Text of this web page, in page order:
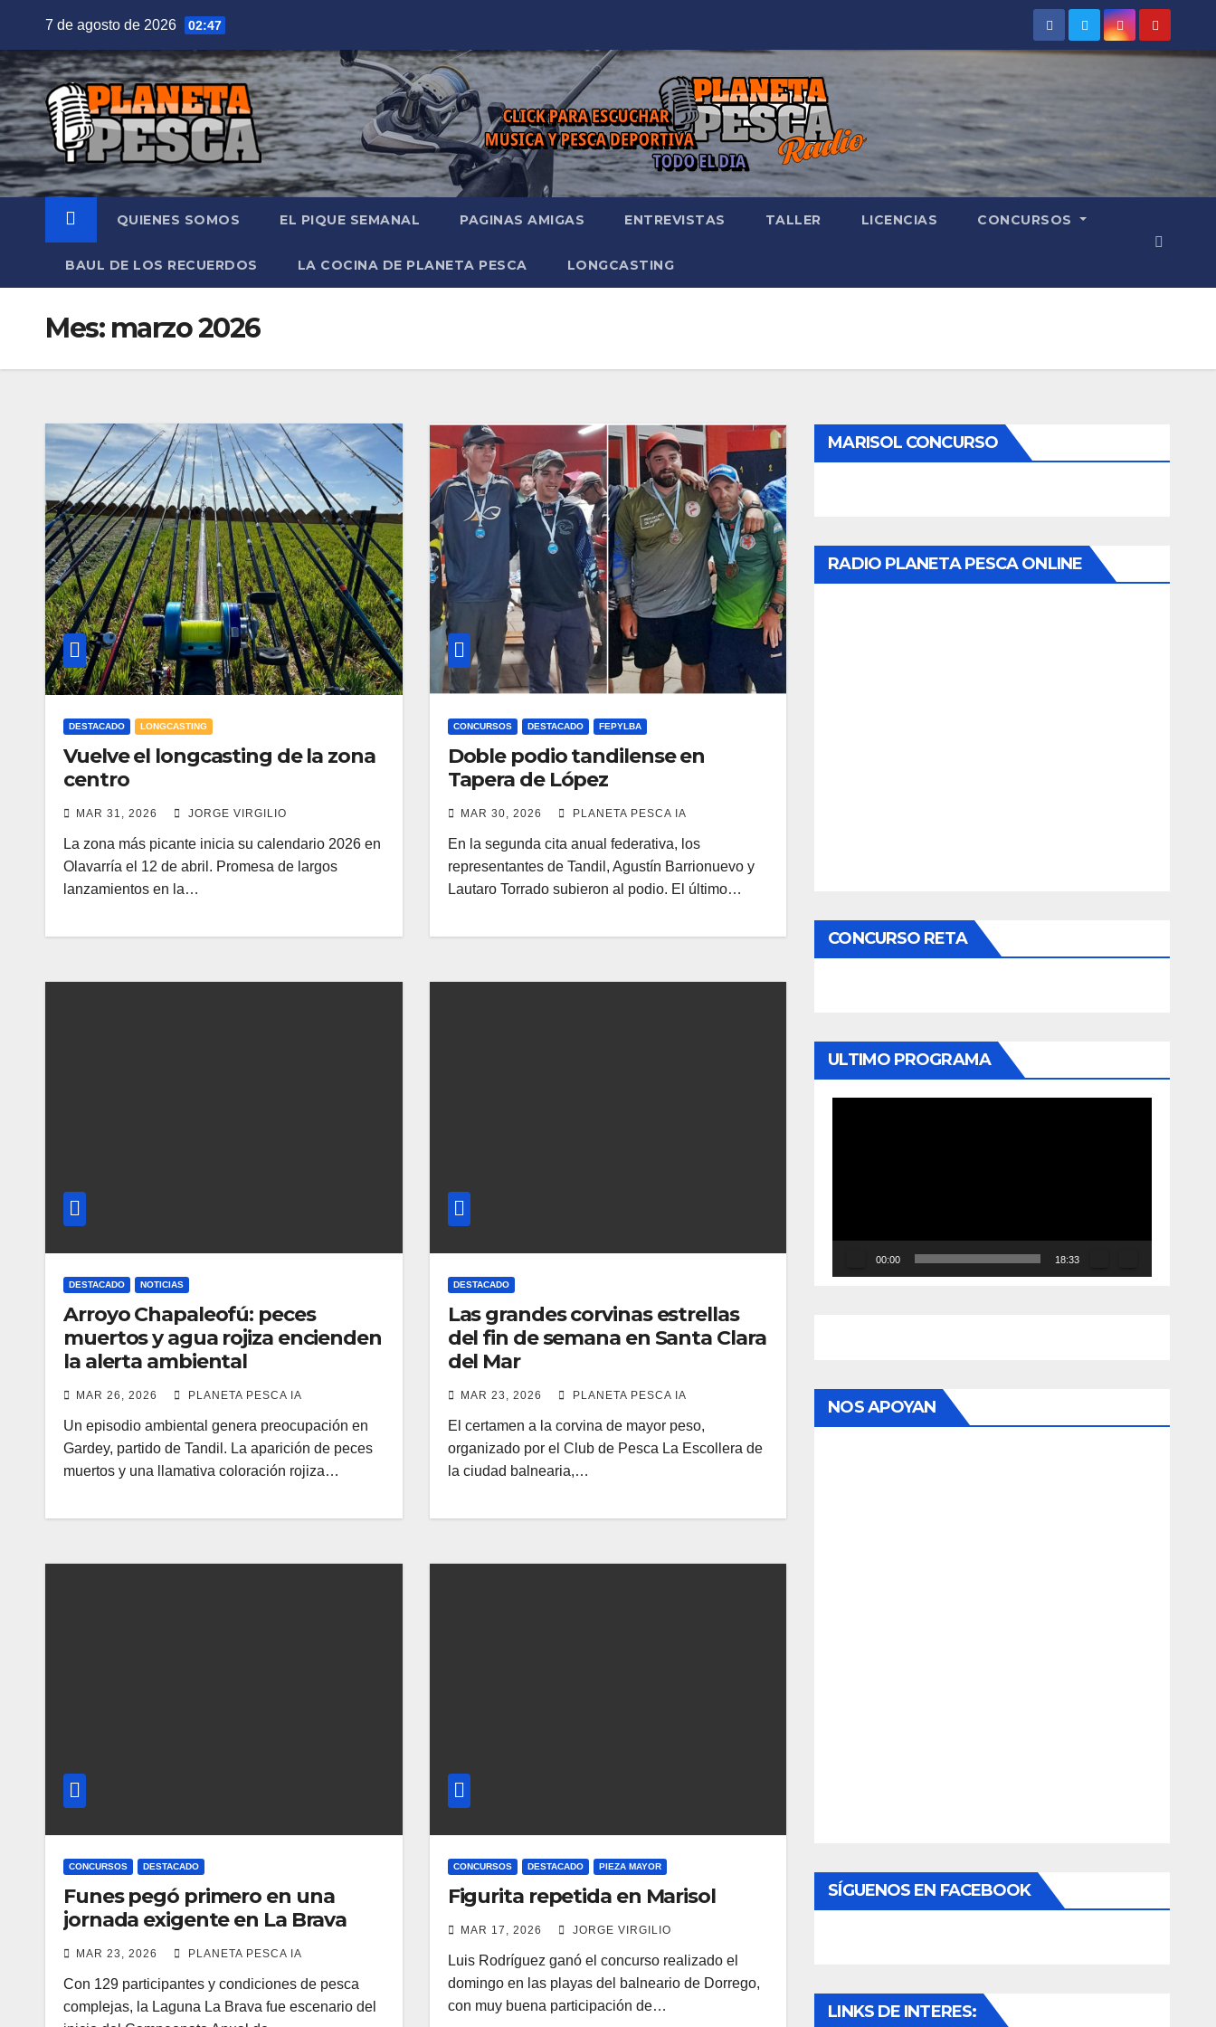
contenido
7 de agosto de 2026 02:47
QUIENES SOMOS EL PIQUE SEMANAL PAGINAS AMIGAS ENTREVISTAS TALLER LICENCIAS CONCURSOS
BAUL DE LOS RECUERDOS LA COCINA DE PLANETA PESCA LONGCASTING
Mes: marzo 2026
DESTACADO LONGCASTING
Vuelve el longcasting de la zona
centro
MAR 31, 2026 JORGE VIRGILIO
La zona más picante inicia su calendario 2026 en
Olavarría el 12 de abril. Promesa de largos
lanzamientos en la…
CONCURSOS DESTACADO FEPYLBA
Doble podio tandilense en
Tapera de López
MAR 30, 2026 PLANETA PESCA IA
En la segunda cita anual federativa, los
representantes de Tandil, Agustín Barrionuevo y
Lautaro Torrado subieron al podio. El último…
DESTACADO NOTICIAS
Arroyo Chapaleofú: peces
muertos y agua rojiza encienden
la alerta ambiental
MAR 26, 2026 PLANETA PESCA IA
Un episodio ambiental genera preocupación en
Gardey, partido de Tandil. La aparición de peces
muertos y una llamativa coloración rojiza…
DESTACADO
Las grandes corvinas estrellas
del fin de semana en Santa Clara
del Mar
MAR 23, 2026 PLANETA PESCA IA
El certamen a la corvina de mayor peso,
organizado por el Club de Pesca La Escollera de
la ciudad balnearia,…
CONCURSOS DESTACADO
Funes pegó primero en una
jornada exigente en La Brava
MAR 23, 2026 PLANETA PESCA IA
Con 129 participantes y condiciones de pesca
complejas, la Laguna La Brava fue escenario del
CONCURSOS DESTACADO PIEZA MAYOR
Figurita repetida en Marisol
MAR 17, 2026 JORGE VIRGILIO
Luis Rodríguez ganó el concurso realizado el
domingo en las playas del balneario de Dorrego,
con muy buena participación de…
MARISOL CONCURSO
RADIO PLANETA PESCA ONLINE
CONCURSO RETA
ULTIMO PROGRAMA
00:00 18:33
NOS APOYAN
SÍGUENOS EN FACEBOOK
LINKS DE INTERES: